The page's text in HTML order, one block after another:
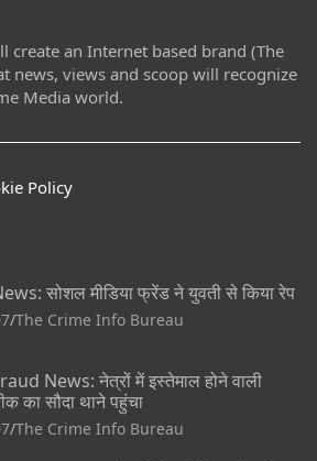
create an Internet based brand (The
news, views and scoop will recognize
Media world.
Policy
सोशल मीडिया फ्रेंड ने युवती से किया रेप
The Crime Info Bureau
News: नेत्रों में इस्तेमाल होने वाली
का सौदा थाने पहुंचा
The Crime Info Bureau